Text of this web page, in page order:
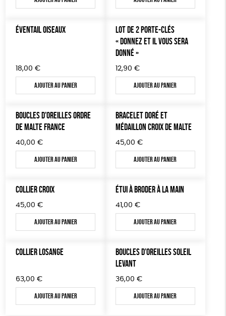
ÉVENTAIL OISEAUX
18,00 €
Ajouter au panier
LOT DE 2 PORTE-CLÉS
« DONNEZ ET IL VOUS SERA
DONNÉ »
12,90 €
Ajouter au panier
BOUCLES D’OREILLES ORDRE
DE MALTE FRANCE
40,00 €
Ajouter au panier
BRACELET DORÉ ET
MÉDAILLON CROIX DE MALTE
45,00 €
Ajouter au panier
COLLIER CROIX
45,00 €
Ajouter au panier
ÉTUI À BRODER À LA MAIN
41,00 €
Ajouter au panier
COLLIER LOSANGE
63,00 €
Ajouter au panier
BOUCLES D’OREILLES SOLEIL
LEVANT
36,00 €
Ajouter au panier